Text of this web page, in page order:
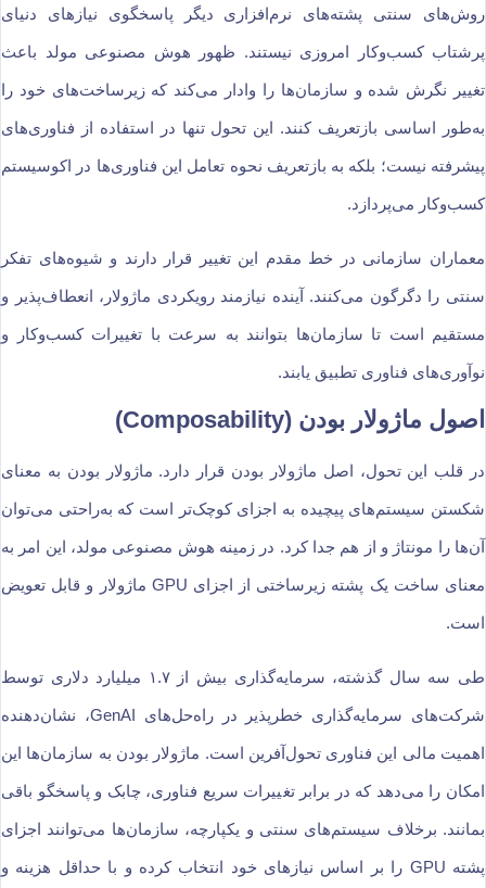
روش‌های سنتی پشته‌های نرم‌افزاری دیگر پاسخگوی نیازهای دنیای
پرشتاب کسب‌وکار امروزی نیستند. ظهور هوش مصنوعی مولد باعث
تغییر نگرش شده و سازمان‌ها را وادار می‌کند که زیرساخت‌های خود را
به‌طور اساسی بازتعریف کنند. این تحول تنها در استفاده از فناوری‌های
پیشرفته نیست؛ بلکه به بازتعریف نحوه تعامل این فناوری‌ها در اکوسیستم
کسب‌وکار می‌پردازد.
معماران سازمانی در خط مقدم این تغییر قرار دارند و شیوه‌های تفکر
سنتی را دگرگون می‌کنند. آینده نیازمند رویکردی ماژولار، انعطاف‌پذیر و
مستقیم است تا سازمان‌ها بتوانند به سرعت با تغییرات کسب‌وکار و
نوآوری‌های فناوری تطبیق یابند.
اصول ماژولار بودن (Composability)
در قلب این تحول، اصل ماژولار بودن قرار دارد. ماژولار بودن به معنای
شکستن سیستم‌های پیچیده به اجزای کوچک‌تر است که به‌راحتی می‌توان
آن‌ها را مونتاژ و از هم جدا کرد. در زمینه هوش مصنوعی مولد، این امر به
معنای ساخت یک پشته زیرساختی از اجزای GPU ماژولار و قابل تعویض
است.
طی سه سال گذشته، سرمایه‌گذاری بیش از ۱.۷ میلیارد دلاری توسط
شرکت‌های سرمایه‌گذاری خطرپذیر در راه‌حل‌های GenAI، نشان‌دهنده
اهمیت مالی این فناوری تحول‌آفرین است. ماژولار بودن به سازمان‌ها این
امکان را می‌دهد که در برابر تغییرات سریع فناوری، چابک و پاسخگو باقی
بمانند. برخلاف سیستم‌های سنتی و یکپارچه، سازمان‌ها می‌توانند اجزای
پشته GPU را بر اساس نیازهای خود انتخاب کرده و با حداقل هزینه و